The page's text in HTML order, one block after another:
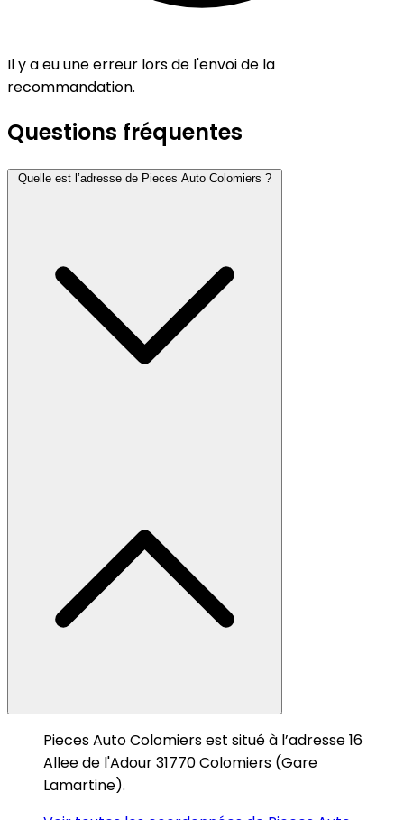
Il y a eu une erreur lors de l'envoi de la
recommandation.
Questions fréquentes
Quelle est l’adresse de Pieces Auto Colomiers ?
Pieces Auto Colomiers est situé à l’adresse 16
Allee de l'Adour 31770 Colomiers (Gare
Lamartine).